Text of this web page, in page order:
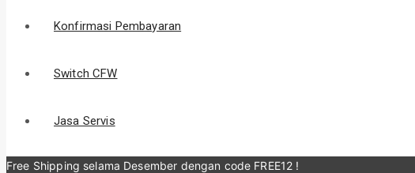
Konfirmasi Pembayaran
Switch CFW
Jasa Servis
Free Shipping selama Desember dengan code FREE12 !